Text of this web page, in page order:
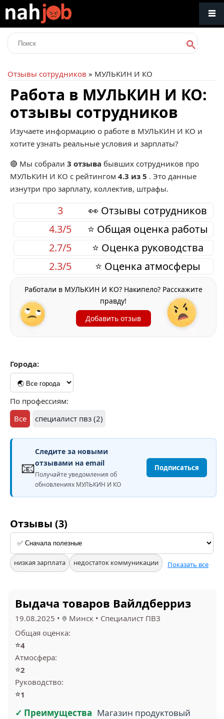
Отзывы сотрудников » МУЛЬКИН И КО
Работа в МУЛЬКИН И КО:
отзывы сотрудников
Изучаете информацию о работе в МУЛЬКИН И КО и
хотите узнать реальные условия и зарплаты?
🔴 Мы собрали 3 отзыва бывших сотрудников про
МУЛЬКИН И КО с рейтингом 4.3 из 5 . Это данные
изнутри про зарплату, коллектив, штрафы.
👀 Отзывы сотрудников
3
⭐ Общая оценка работы
4.3/5
⭐ Оценка руководства
2.7/5
⭐ Оценка атмосферы
2.3/5
Работали в МУЛЬКИН И КО? Накипело? Расскажите
правду!
Добавить отзыв
Города:
По профессиям:
Все
специалист пвз (2)
📧
Следите за новыми
отзывами на email
Получайте уведомления об
обновлениях МУЛЬКИН И КО
Подписаться
Отзывы (3)
низкая зарплата недостаток коммуникации Показать все
Выдача товаров Вайлдберриз
19.08.2025 • Минск • Специалист ПВЗ
Общая оценка:
⭐4
Атмосфера:
⭐2
Руководство:
⭐1
✓ Преимущества Магазин продуктовый